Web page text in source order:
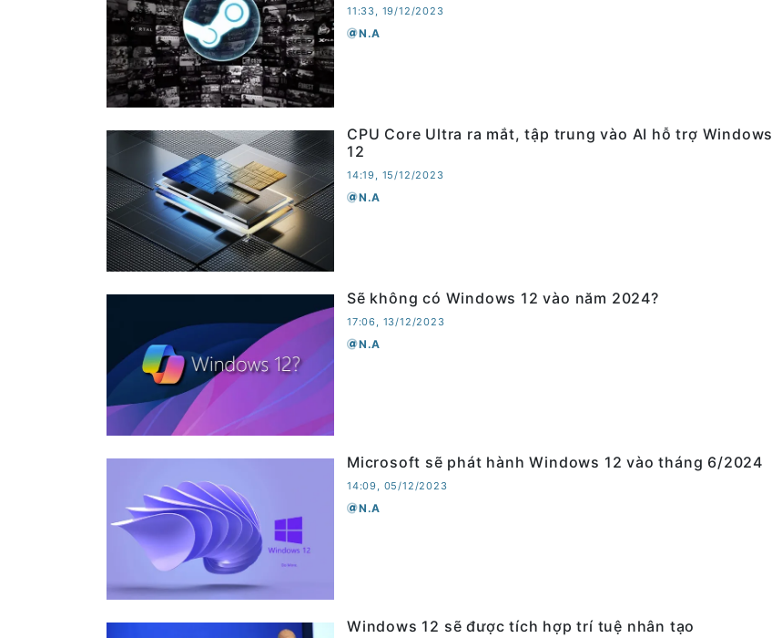
11:33, 19/12/2023
N.A
CPU Core Ultra ra mắt, tập trung vào AI hỗ trợ Windows
12
14:19, 15/12/2023
N.A
Sẽ không có Windows 12 vào năm 2024?
17:06, 13/12/2023
N.A
Microsoft sẽ phát hành Windows 12 vào tháng 6/2024
14:09, 05/12/2023
N.A
Windows 12 sẽ được tích hợp trí tuệ nhân tạo